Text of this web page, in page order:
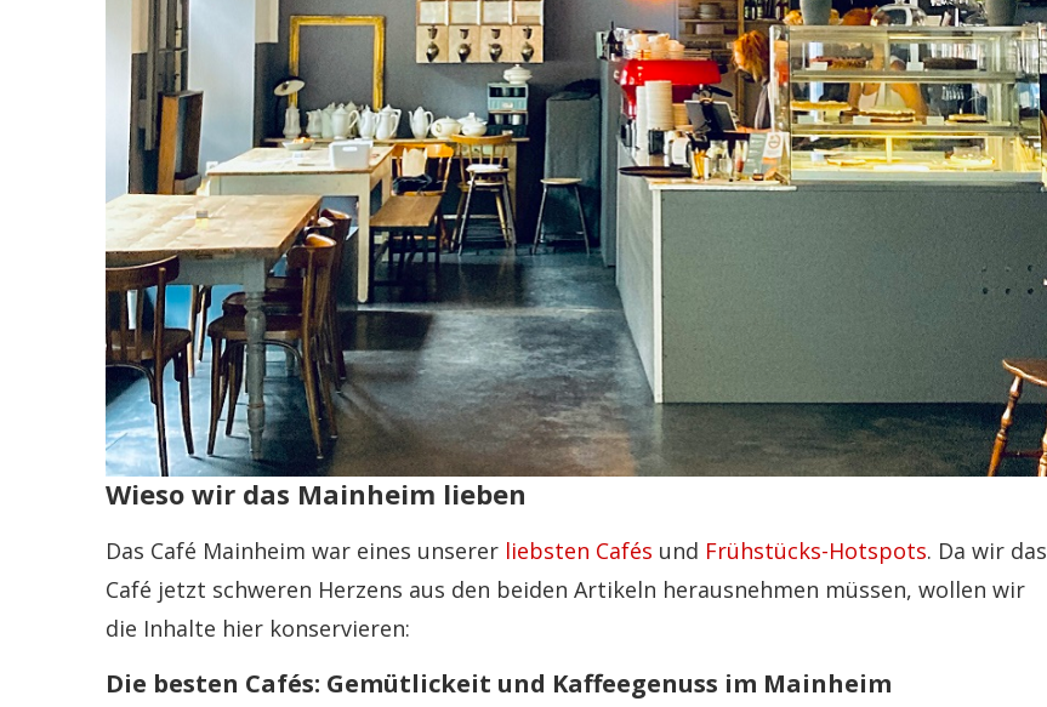
Wieso wir das Mainheim lieben
Das Café Mainheim war eines unserer liebsten Cafés und Frühstücks-Hotspots. Da wir das
Café jetzt schweren Herzens aus den beiden Artikeln herausnehmen müssen, wollen wir
die Inhalte hier konservieren:
Die besten Cafés: Gemütlickeit und Kaffeegenuss im Mainheim